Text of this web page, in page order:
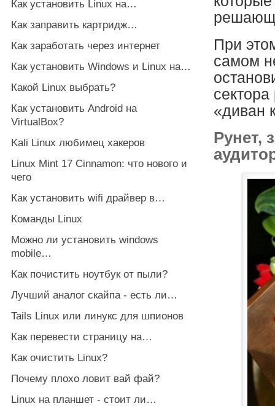
При
самом
сектора
«диван
Рунет,
Как установить Linux на…
Как заправить картридж…
Как заработать через интернет
Как установить Windows и Linux на…
Какой Linux выбрать?
Как установить Android на
VirtualBox?
Kali Linux любимец хакеров
Linux Mint 17 Cinnamon: что нового и
чего
Как установить wifi драйвер в…
Команды Linux
Можно ли установить windows
mobile…
Как почистить ноутбук от пыли?
Лучший аналог скайпа - есть ли…
Tails Linux или линукс для шпионов
Как перевести страницу на…
Как очистить Linux?
Почему плохо ловит вай фай?
Linux на планшет - стоит ли…